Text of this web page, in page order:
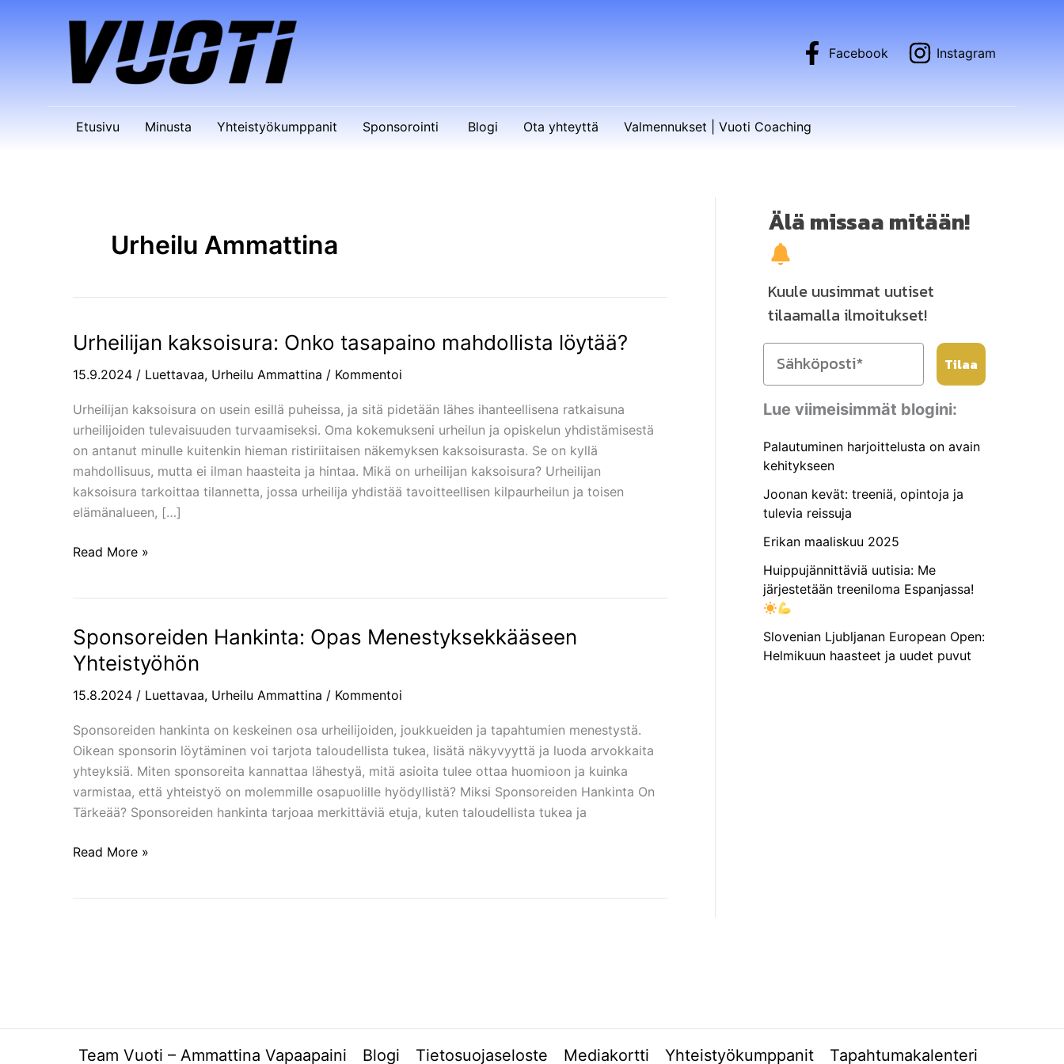
Facebook
Instagram
Etusivu Minusta Yhteistyökumppanit Sponsorointi Blogi Ota yhteyttä Valmennukset | Vuoti Coaching
Urheilu Ammattina
Urheilijan kaksoisura: Onko tasapaino mahdollista löytää?
15.9.2024 / Luettavaa, Urheilu Ammattina / Kommentoi
Urheilijan kaksoisura on usein esillä puheissa, ja sitä pidetään lähes ihanteellisena ratkaisuna
urheilijoiden tulevaisuuden turvaamiseksi. Oma kokemukseni urheilun ja opiskelun yhdistämisestä
on antanut minulle kuitenkin hieman ristiriitaisen näkemyksen kaksoisurasta. Se on kyllä
mahdollisuus, mutta ei ilman haasteita ja hintaa. Mikä on urheilijan kaksoisura? Urheilijan
kaksoisura tarkoittaa tilannetta, jossa urheilija yhdistää tavoitteellisen kilpaurheilun ja toisen
elämänalueen, […]
Urheilijan
kaksoisura:
Onko
tasapaino
mahdollista
löytää?
Read More »
Sponsoreiden Hankinta: Opas Menestyksekkääseen
Yhteistyöhön
15.8.2024 / Luettavaa, Urheilu Ammattina / Kommentoi
Sponsoreiden hankinta on keskeinen osa urheilijoiden, joukkueiden ja tapahtumien menestystä.
Oikean sponsorin löytäminen voi tarjota taloudellista tukea, lisätä näkyvyyttä ja luoda arvokkaita
yhteyksiä. Miten sponsoreita kannattaa lähestyä, mitä asioita tulee ottaa huomioon ja kuinka
varmistaa, että yhteistyö on molemmille osapuolille hyödyllistä? Miksi Sponsoreiden Hankinta On
Tärkeää? Sponsoreiden hankinta tarjoaa merkittäviä etuja, kuten taloudellista tukea ja
Sponsoreiden
Hankinta:
Opas
Menestyksekkääseen
Read More »
Älä missaa mitään!
Kuule uusimmat uutiset
tilaamalla ilmoitukset!
Tilaa
Lue viimeisimmät blogini:
Palautuminen harjoittelusta on avain
kehitykseen
Joonan kevät: treeniä, opintoja ja
tulevia reissuja
Erikan maaliskuu 2025
Huippujännittäviä uutisia: Me
järjestetään treeniloma Espanjassa!
Slovenian Ljubljanan European Open:
Helmikuun haasteet ja uudet puvut
Team Vuoti – Ammattina Vapaapaini Blogi Tietosuojaseloste Mediakortti Yhteistyökumppanit Tapahtumakalenteri